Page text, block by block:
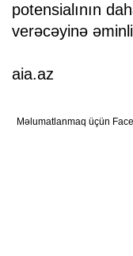
potensialının
verəcəyinə
aia.az
Məlumatlanmaq üçün